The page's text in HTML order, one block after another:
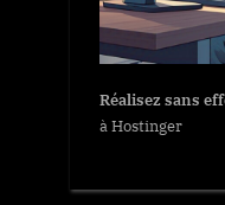
Réalisez sans
à Hostinger